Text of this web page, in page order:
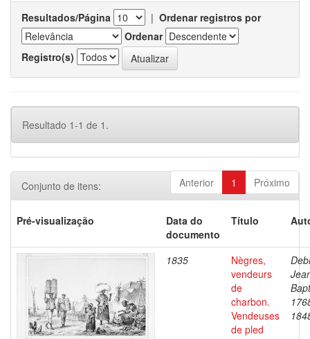
Resultados/Página | Ordenar registros por
Ordenar
Registro(s)
Resultado 1-1 de 1.
Anterior 1 Próximo
Conjunto de itens:
Pré-visualização
Data do
documento
Título
1835
Nègres,
vendeurs
de
charbon.
Vendeuses
de pled